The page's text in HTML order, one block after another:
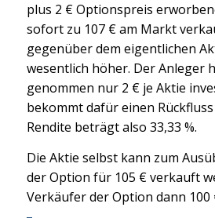
plus 2 € Optionspreis
sofort zu 107 € am Markt
gegenüber dem eigentlichen
wesentlich höher. Der Anleger
genommen nur 2 € je Aktie
bekommt dafür einen
Rendite beträgt also 33,33 %.
Die Aktie selbst kann zum
der Option für 105 € verkauft
Verkäufer der Option dann 100